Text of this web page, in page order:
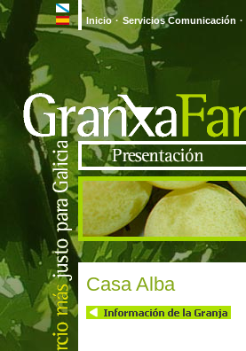
Inicio · Servicios Comunicación ·
Casa Alba